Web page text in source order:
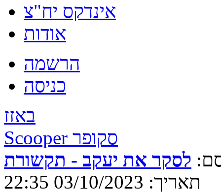
אינדקס יח"צ
אודות
הרשמה
כניסה
באזז
Scooper סקופר
לסקר את יעקב - תקשורת
תאריך: 03/10/2023 22:35